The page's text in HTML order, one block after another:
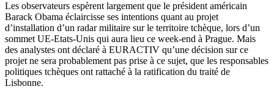
Les observateurs espèrent largement que le président américain
Barack Obama éclaircisse ses intentions quant au projet
d’installation d’un radar militaire sur le territoire tchèque, lors d’un
sommet UE-Etats-Unis qui aura lieu ce week-end à Prague. Mais
des analystes ont déclaré à EURACTIV qu’une décision sur ce
projet ne sera probablement pas prise à ce sujet, que les responsables
politiques tchèques ont rattaché à la ratification du traité de
Lisbonne.